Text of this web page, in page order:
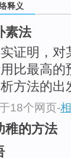
释义
素法
证明，对
比最高的
方法的出
18个网页-
稚的方法